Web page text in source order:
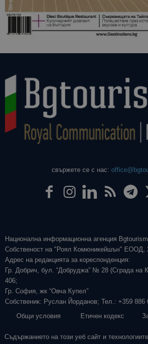
свържете се с нас:
Национална информационна агенция
Собственост на "Роял Комюникейшън" ЕООД,
Адрес на редакцията за кореспонденция:
Гр. Добрич, бул. “Добруджа” № 28 (Сграда на
406;
Гр. София, жк “Овча Купел”
Собственик: Руслан Йорданов; Тел.: +359 886
Общи условия
Етичен кодекс
Съдържанието на този уеб сайт и